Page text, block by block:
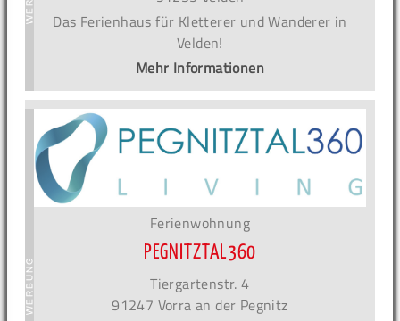
Das Ferienhaus für Kletterer und Wanderer in
Velden!
Mehr Informationen
Ferienwohnung
PEGNITZTAL360
Tiergartenstr. 4
91247 Vorra an der Pegnitz